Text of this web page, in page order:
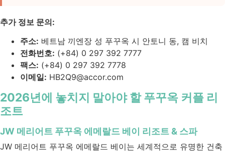
추가 정보 문의:
주소: 베트남 끼엔장 성 푸꾸옥 시 안토니 동, 캠 비치
전화번호: (+84) 0 297 392 7777
팩스: (+84) 0 297 392 7778
이메일: HB2Q9@accor.com
2026년에 놓치지 말아야 할 푸꾸옥 커플 리
조트
JW 메리어트 푸꾸옥 에메랄드 베이 리조트 & 스파
JW 메리어트 푸꾸옥 에메랄드 베이는 세계적으로 유명한 건축